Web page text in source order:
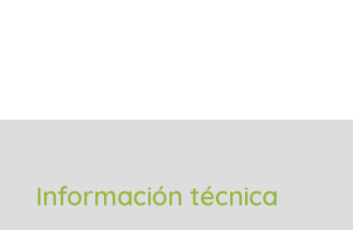
Información técnica